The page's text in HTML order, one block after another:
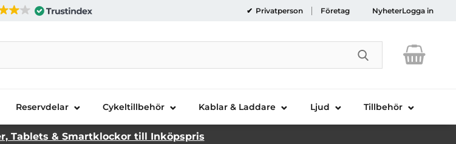
Privatperson Företag NyheterLogga in
Genomför
Reservdelar Cykeltillbehör Kablar & Laddare Ljud Tillbehör
Tablets & Smartklockor till Inköpspris